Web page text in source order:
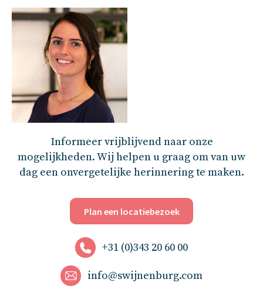
Informeer vrijblijvend naar onze
mogelijkheden. Wij helpen u graag om van uw
dag een onvergetelijke herinnering te maken.
Plan een locatiebezoek
+31 (0)343 20 60 00
info@swijnenburg.com